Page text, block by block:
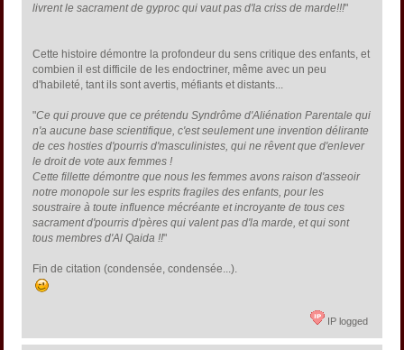
livrent le sacrament de gyproc qui vaut pas d'la criss de marde!!!"
Cette histoire démontre la profondeur du sens critique des enfants, et
combien il est difficile de les endoctriner, même avec un peu
d'habileté, tant ils sont avertis, méfiants et distants...
"Ce qui prouve que ce prétendu Syndrôme d'Aliénation Parentale qui
n'a aucune base scientifique, c'est seulement une invention délirante
de ces hosties d'pourris d'masculinistes, qui ne rêvent que d'enlever
le droit de vote aux femmes !
Cette fillette démontre que nous les femmes avons raison d'asseoir
notre monopole sur les esprits fragiles des enfants, pour les
soustraire à toute influence mécréante et incroyante de tous ces
sacrament d'pourris d'pères qui valent pas d'la marde, et qui sont
tous membres d'Al Qaida !!"
Fin de citation (condensée, condensée...).
IP logged